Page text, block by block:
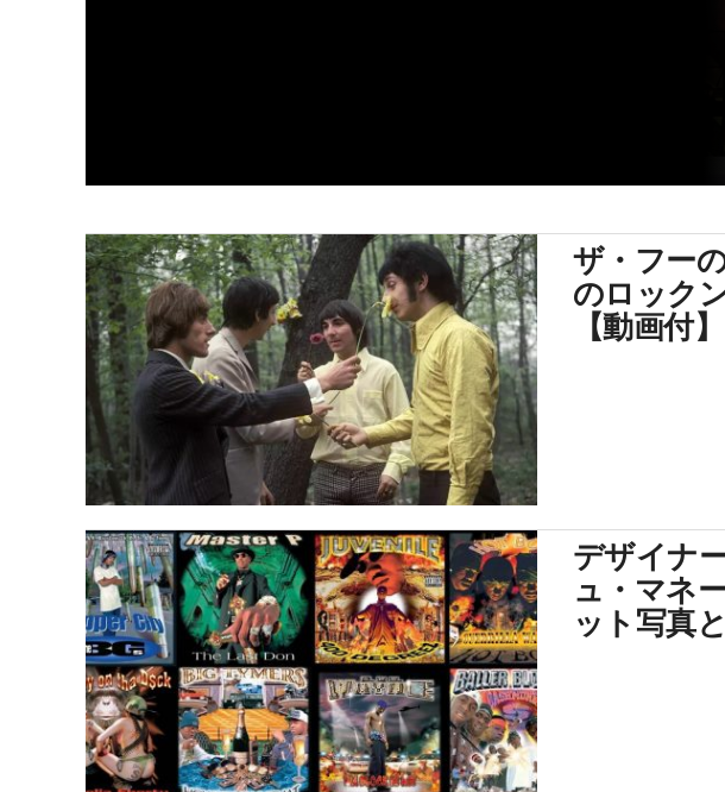
ザ・フー
のロック
【動画付】
デザイナ
ュ・マネ
ット写真